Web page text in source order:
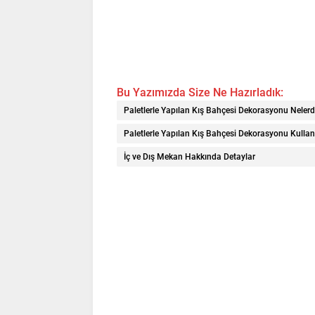
Bu Yazımızda Size Ne Hazırladık:
Paletlerle Yapılan Kış Bahçesi Dekorasyonu
Paletlerle Yapılan Kış Bahçesi Dekorasyonu
İç ve Dış Mekan Hakkında Detaylar